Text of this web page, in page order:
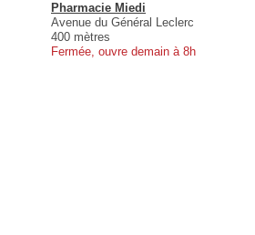
Pharmacie Miedi
Avenue du Général Leclerc
400 mètres
Fermée, ouvre demain à 8h